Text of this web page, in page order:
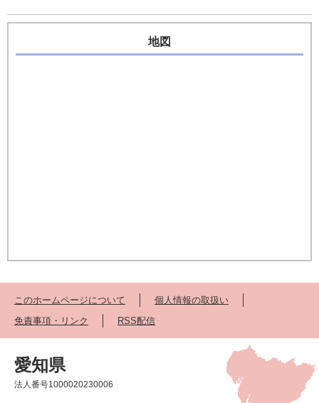
地図
このホームページについて
個人情報の取扱い
免責事項・リンク
RSS配信
愛知県
法人番号1000020230006